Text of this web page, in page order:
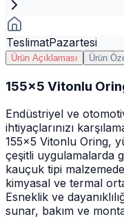
TeslimatPazartesi
Ürün Açıklaması Ürün
155x5 Vitonlu
Endüstriyel ve
ihtiyaçlarınızı
155x5 Vitonlu Oring,
çeşitli uygulamalarda
kauçuk tipi
kimyasal ve termal
Esneklik ve
sunar, bakım ve